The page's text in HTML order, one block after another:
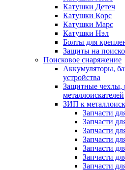
Катушки Детеч
Катушки Корс
Катушки Марс
Катушки Нэл
Болты для
Защиты на
Поисковое снаряжение
Аккумуляторы,
устройства
Защитные чехлы,
металлоискателей
ЗИП к
Запчасти
Запчасти
Запчасти
Запчасти
Запчасти
Запчасти
Запчасти